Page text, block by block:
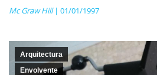
Mc Graw Hill| 01/01/1997
Arquitectura
Envolvente